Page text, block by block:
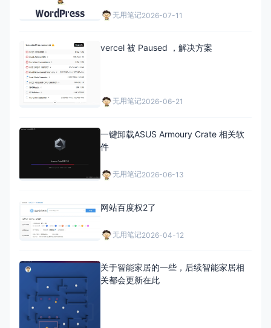
无用笔记2026-07-11
vercel 被 Paused ，解决方案
无用笔记2026-06-21
一键卸载ASUS Armoury Crate 相关软
件
无用笔记2026-06-13
网站百度权2了
无用笔记2026-04-12
关于智能家居的一些，后续智能家居相
关都会更新在此